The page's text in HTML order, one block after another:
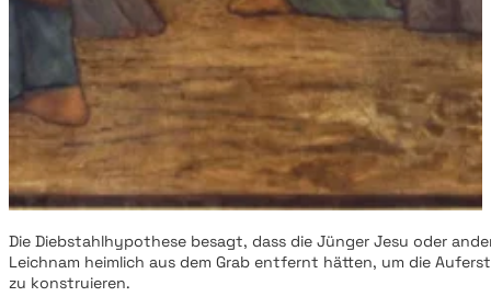
Die Diebstahlhypothese besagt, dass die Jünger Jesu oder
Leichnam heimlich aus dem Grab entfernt hätten, um die
zu konstruieren.